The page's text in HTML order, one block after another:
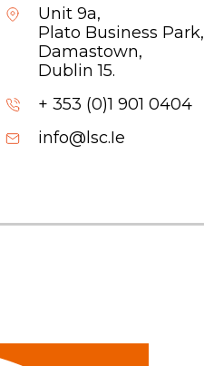
Unit 9a,
Plato Business Park,
Damastown,
Dublin 15.
+ 353 (0)1 901 0404
info@lsc.Ie